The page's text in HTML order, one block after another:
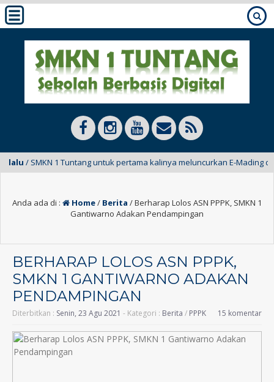
1 Tuntang untuk pertama kalinya meluncurkan E-Mading dari kelas
Anda ada di : Home/ Berita /Berharap Lolos ASN PPPK, SMKN 1
Gantiwarno Adakan Pendampingan
BERHARAP LOLOS ASN PPPK,
SMKN 1 GANTIWARNO ADAKAN
PENDAMPINGAN
Diterbitkan : Senin, 23 Agu 2021 - Kategori : Berita / PPPK 15 komentar